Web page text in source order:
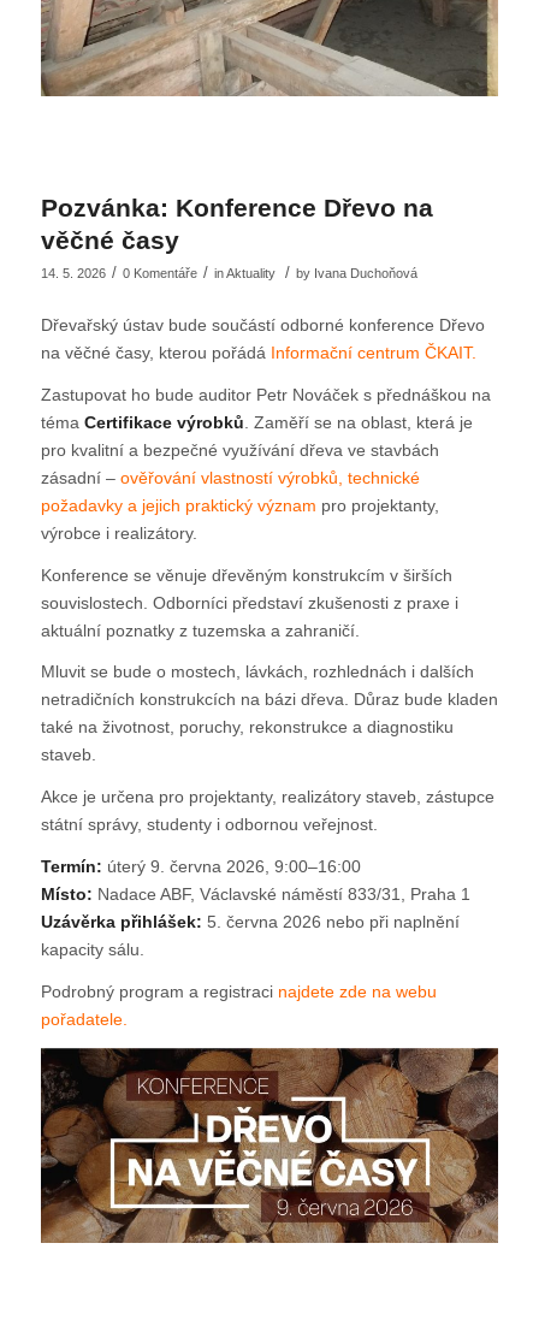
Pozvánka: Konference Dřevo na
věčné časy
14. 5. 2026 / 0 Komentáře / inAktuality / by Ivana Duchoňová
Dřevařský ústav bude součástí odborné konference Dřevo
na věčné časy, kterou pořádá Informační centrum ČKAIT.
Zastupovat ho bude auditor Petr Nováček s přednáškou na
téma Certifikace výrobků . Zaměří se na oblast, která je
pro kvalitní a bezpečné využívání dřeva ve stavbách
zásadní – ověřování vlastností výrobků, technické
požadavky a jejich praktický význam pro projektanty,
výrobce i realizátory.
Konference se věnuje dřevěným konstrukcím v širších
souvislostech. Odborníci představí zkušenosti z praxe i
aktuální poznatky z tuzemska a zahraničí.
Mluvit se bude o mostech, lávkách, rozhlednách i dalších
netradičních konstrukcích na bázi dřeva. Důraz bude kladen
také na životnost, poruchy, rekonstrukce a diagnostiku
staveb.
Akce je určena pro projektanty, realizátory staveb, zástupce
státní správy, studenty i odbornou veřejnost.
Termín: úterý 9. června 2026, 9:00–16:00
Místo: Nadace ABF, Václavské náměstí 833/31, Praha 1
Uzávěrka přihlášek: 5. června 2026 nebo při naplnění
kapacity sálu.
Podrobný program a registraci najdete zde na webu
pořadatele.